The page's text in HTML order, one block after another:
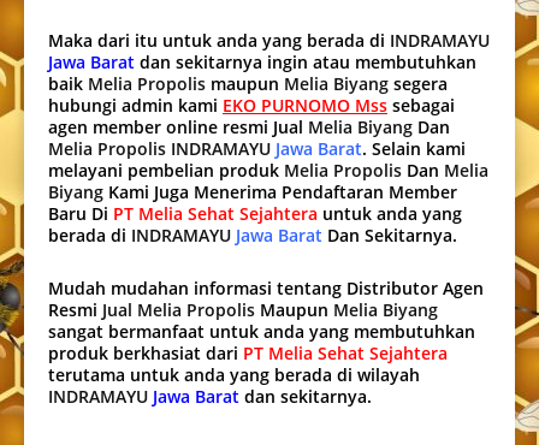
Maka dari itu untuk anda yang berada di INDRAMAYU
Jawa Barat dan sekitarnya ingin atau membutuhkan
baik Melia Propolis maupun Melia Biyang segera
hubungi admin kami EKO PURNOMO Mss sebagai
agen member online resmi Jual Melia Biyang Dan
Melia Propolis INDRAMAYU Jawa Barat. Selain kami
melayani pembelian produk Melia Propolis Dan Melia
Biyang Kami Juga Menerima Pendaftaran Member
Baru Di PT Melia Sehat Sejahtera untuk anda yang
berada di INDRAMAYU Jawa Barat Dan Sekitarnya.
Mudah mudahan informasi tentang Distributor Agen
Resmi Jual Melia Propolis Maupun Melia Biyang
sangat bermanfaat untuk anda yang membutuhkan
produk berkhasiat dari PT Melia Sehat Sejahtera
terutama untuk anda yang berada di wilayah
INDRAMAYU Jawa Barat dan sekitarnya.